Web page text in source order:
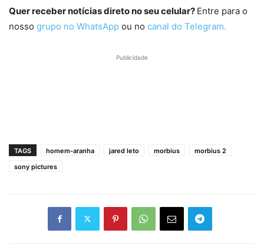
Quer receber notícias direto no seu celular? Entre para o
nosso grupo no WhatsApp ou no canal do Telegram.
Publicidade
TAGS homem-aranha jared leto morbius
morbius 2
sony pictures